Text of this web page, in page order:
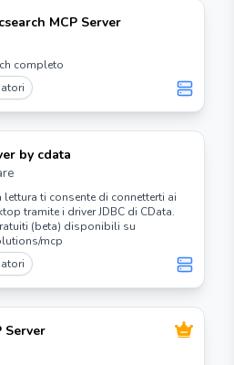
MCP Server
completo
by cdata
lettura ti consente di connetterti ai
tramite i driver JDBC di CData.
(beta) disponibili su
mcp
Server